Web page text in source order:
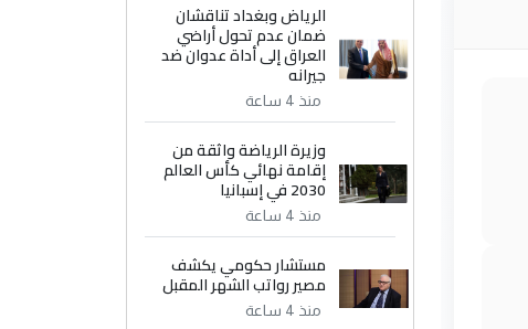
الرياض وبغداد تناقشان
ضمان عدم تحول أراضي
العراق إلى أداة عدوان ضد
جيرانه
منذ 4 ساعة
وزيرة الرياضة واثقة من
إقامة نهائي كأس العالم
2030 في إسبانيا
منذ 4 ساعة
مستشار حكومي يكشف
مصير رواتب الشهر المقبل
منذ 4 ساعة